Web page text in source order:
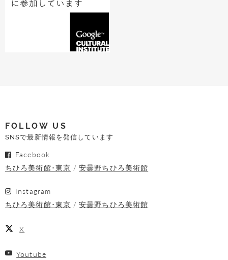
FOLLOW US
SNSで最新情報を発信しています
Facebook
ちひろ美術館･東京
安曇野ちひろ美術館
Instagram
ちひろ美術館･東京
安曇野ちひろ美術館
X
Youtube